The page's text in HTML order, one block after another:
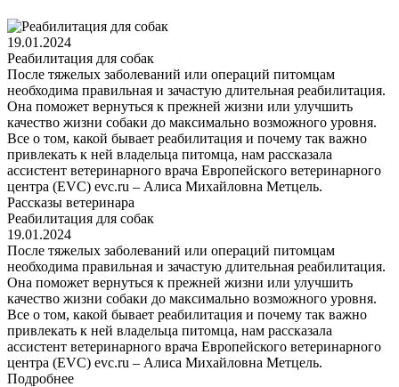
19.01.2024
Реабилитация для собак
После тяжелых заболеваний или операций питомцам
необходима правильная и зачастую длительная реабилитация.
Она поможет вернуться к прежней жизни или улучшить
качество жизни собаки до максимально возможного уровня.
Все о том, какой бывает реабилитация и почему так важно
привлекать к ней владельца питомца, нам рассказала
ассистент ветеринарного врача Европейского ветеринарного
центра (EVC) evc.ru – Алиса Михайловна Метцель.
Рассказы ветеринара
Реабилитация для собак
19.01.2024
После тяжелых заболеваний или операций питомцам
необходима правильная и зачастую длительная реабилитация.
Она поможет вернуться к прежней жизни или улучшить
качество жизни собаки до максимально возможного уровня.
Все о том, какой бывает реабилитация и почему так важно
привлекать к ней владельца питомца, нам рассказала
ассистент ветеринарного врача Европейского ветеринарного
центра (EVC) evc.ru – Алиса Михайловна Метцель.
Подробнее